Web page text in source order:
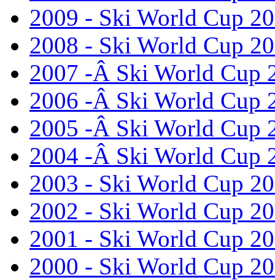
2009 - Ski World Cup
2008 - Ski World Cup
2007 -Â Ski World Cup
2006 -Â Ski World Cup
2005 -Â Ski World Cup
2004 -Â Ski World Cup
2003 - Ski World Cup
2002 - Ski World Cup
2001 - Ski World Cup
2000 - Ski World Cup